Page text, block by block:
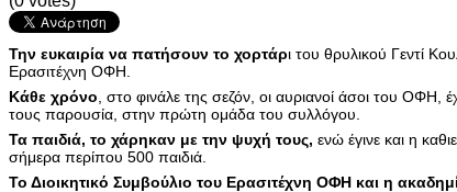
Την ευκαιρία να πατήσουν το χορτάρι του θρυλικού Γεντί
Ερασιτέχνη ΟΦΗ.
Κάθε χρόνο , στο φινάλε της σεζόν, οι αυριανοί άσοι του
τους παρουσία, στην πρώτη ομάδα του συλλόγου.
Τα παιδιά, το χάρηκαν με την ψυχή τους, ενώ έγινε και η
σήμερα περίπου 500 παιδιά.
Το Διοικητικό Συμβούλιο του Ερασιτέχνη ΟΦΗ και η